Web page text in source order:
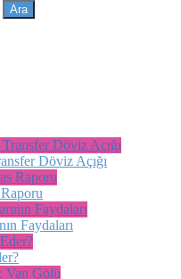
Döviz Açığı
Faydaları